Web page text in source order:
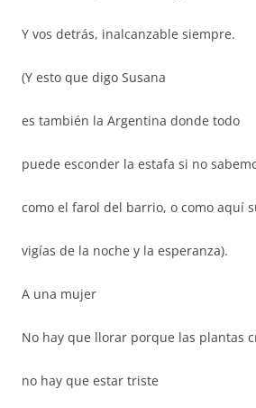
Y vos detrás, inalcanzable siempre.
(Y esto que digo Susana
es también la Argentina donde todo
puede esconder la estafa si no
como el farol del barrio, o como aquí
vigías de la noche y la esperanza).
A una mujer
No hay que llorar porque las plantas
no hay que estar triste